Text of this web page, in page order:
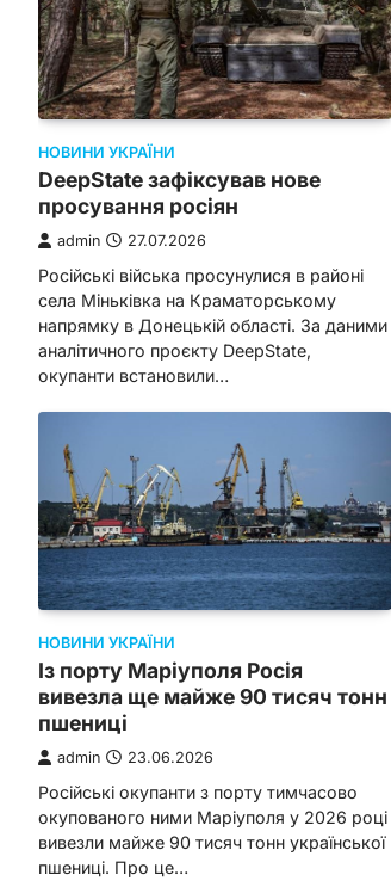
НОВИНИ УКРАЇНИ
DeepState зафіксував нове
просування росіян
admin 27.07.2026
Російські війська просунулися в районі
села Міньківка на Краматорському
напрямку в Донецькій області. За даними
аналітичного проєкту DeepState,
окупанти встановили…
НОВИНИ УКРАЇНИ
Із порту Маріуполя Росія
вивезла ще майже 90 тисяч тонн
пшениці
admin 23.06.2026
Російські окупанти з порту тимчасово
окупованого ними Маріуполя у 2026 році
вивезли майже 90 тисяч тонн української
пшениці. Про це…